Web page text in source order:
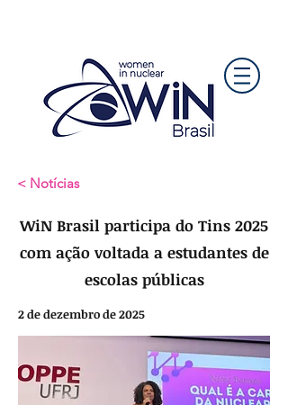
< Notícias
WiN Brasil participa do Tins 2025
com ação voltada a estudantes de
escolas públicas
2 de dezembro de 2025